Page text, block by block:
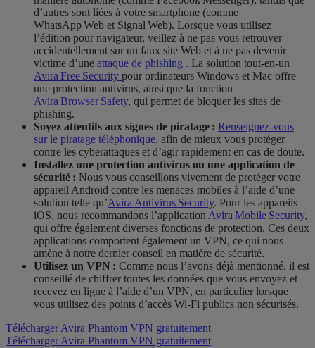
d’autres sont liées à votre smartphone (comme
WhatsApp Web et Signal Web). Lorsque vous utilisez
l’édition pour navigateur, veillez à ne pas vous retrouver
accidentellement sur un faux site Web et à ne pas devenir
victime d’une attaque de phishing . La solution tout-en-un
Avira Free Security pour ordinateurs Windows et Mac offre
une protection antivirus, ainsi que la fonction
Avira Browser Safety, qui permet de bloquer les sites de
phishing.
Soyez attentifs aux signes de piratage : Renseignez-vous
sur le piratage téléphonique, afin de mieux vous protéger
contre les cyberattaques et d’agir rapidement en cas de doute.
Installez une protection antivirus ou une application de
sécurité : Nous vous conseillons vivement de protéger votre
appareil Android contre les menaces mobiles à l’aide d’une
solution telle qu’Avira Antivirus Security. Pour les appareils
iOS, nous recommandons l’applicationAvira Mobile Security,
qui offre également diverses fonctions de protection. Ces deux
applications comportent également un VPN, ce qui nous
amène à notre dernier conseil en matière de sécurité.
Utilisez un VPN : Comme nous l’avons déjà mentionné, il est
conseillé de chiffrer toutes les données que vous envoyez et
recevez en ligne à l’aide d’un VPN, en particulier lorsque
vous utilisez des points d’accès Wi-Fi publics non sécurisés.
Télécharger Avira Phantom VPN gratuitement
Télécharger Avira Phantom VPN gratuitement